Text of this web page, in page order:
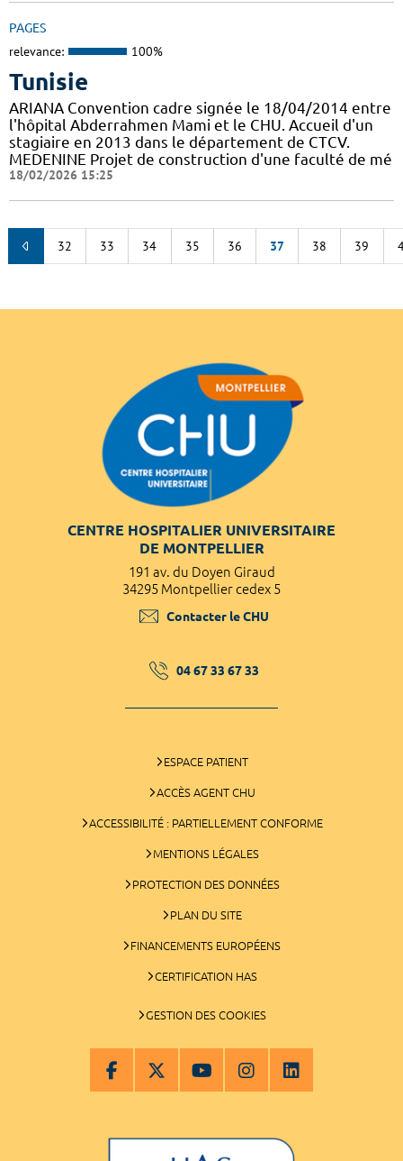
PAGES
relevance: 100%
Tunisie
ARIANA Convention cadre signée le 18/04/2014 entre
l'hôpital Abderrahmen Mami et le CHU. Accueil d'un
stagiaire en 2013 dans le département de CTCV.
MEDENINE Projet de construction d'une faculté de mé
18/02/2026 15:25
32 33 34 35 36 37 38 39
CENTRE HOSPITALIER UNIVERSITAIRE
DE MONTPELLIER
191 av. du Doyen Giraud
34295 Montpellier cedex 5
Contacter le CHU
04 67 33 67 33
ESPACE PATIENT
ACCÈS AGENT CHU
ACCESSIBILITÉ : PARTIELLEMENT CONFORME
MENTIONS LÉGALES
PROTECTION DES DONNÉES
PLAN DU SITE
FINANCEMENTS EUROPÉENS
CERTIFICATION HAS
GESTION DES COOKIES